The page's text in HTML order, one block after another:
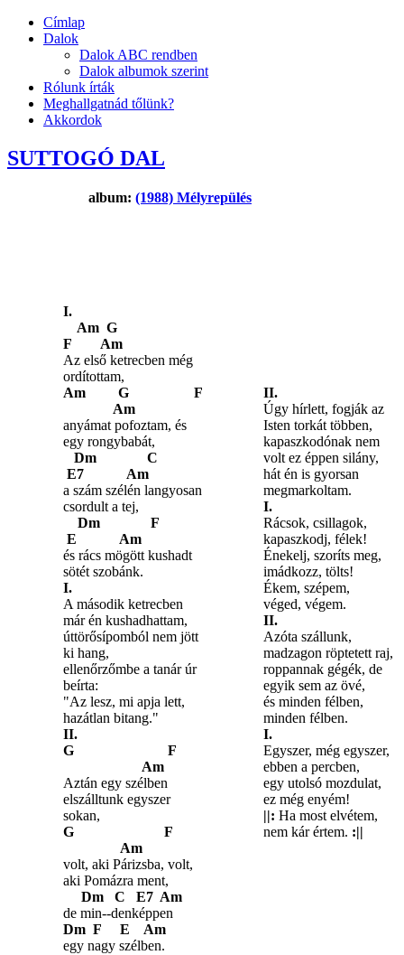
Címlap
Dalok
Dalok ABC rendben
Dalok albumok szerint
Rólunk írták
Meghallgatnád tőlünk?
Akkordok
SUTTOGÓ DAL
album: (1988) Mélyrepülés
I.
Am G
F Am
Az első ketrecben még
ordítottam,
Am G F
Am
anyámat pofoztam, és
egy rongybabát,
Dm C
E7 Am
a szám szélén langyosan
csordult a tej,
Dm F
E Am
és rács mögött kushadt
sötét szobánk.
I.
A második ketrecben
már én kushadhattam,
úttörősípomból nem jött
ki hang,
ellenőrzőmbe a tanár úr
beírta:
"Az lesz, mi apja lett,
hazátlan bitang."
II.
G F
Am
Aztán egy szélben
elszálltunk egyszer
sokan,
G F
Am
volt, aki Párizsba, volt,
aki Pomázra ment,
Dm C E7 Am
de min--denképpen
Dm F E Am
egy nagy szélben.
II.
Úgy hírlett, fogják az
Isten torkát többen,
kapaszkodónak nem
volt ez éppen silány,
hát én is gyorsan
megmarkoltam.
I.
Rácsok, csillagok,
kapaszkodj, félek!
Énekelj, szoríts meg,
imádkozz, tölts!
Ékem, szépem,
véged, végem.
II.
Azóta szállunk,
madzagon röptetett raj,
roppannak gégék, de
egyik sem az övé,
és minden félben,
minden félben.
I.
Egyszer, még egyszer,
ebben a percben,
egy utolsó mozdulat,
ez még enyém!
||: Ha most elvétem,
nem kár értem. :||